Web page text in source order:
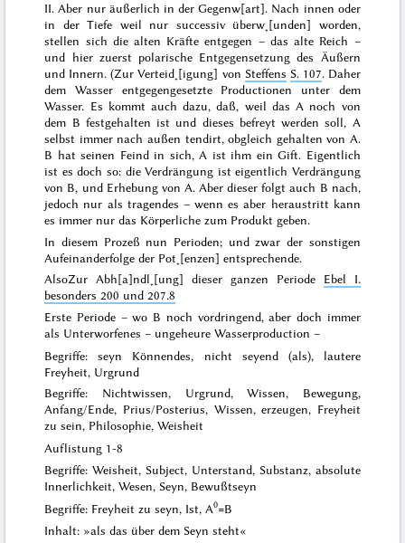
II. Aber nur äußerlich in der Gegenw[art]. Nach innen oder
in der Tiefe weil nur successiv überw˖[unden] worden,
stellen sich die alten Kräfte entgegen – das alte Reich –
und hier zuerst polarische Entgegensetzung des Äußern
und Innern. (Zur Verteid˖[igung] von Steffens S. 107. Daher
dem Wasser entgegengesetzte Productionen unter dem
Wasser. Es kommt auch dazu, daß, weil das A noch von
dem B festgehalten ist und dieses befreyt werden soll, A
selbst immer nach außen tendirt, obgleich gehalten von A.
B hat seinen Feind in sich, A ist ihm ein Gift. Eigentlich
ist es doch so: die Verdrängung ist eigentlich Verdrängung
von B, und Erhebung von A. Aber dieser folgt auch B nach,
jedoch nur als tragendes – wenn es aber heraustritt kann
es immer nur das Körperliche zum Produkt geben.
In diesem Prozeß nun Perioden; und zwar der sonstigen
Aufeinanderfolge der Pot˖[enzen] entsprechende.
AlsoZur Abh[a]ndl˖[ung] dieser ganzen Periode Ebel I.
besonders 200 und 207.8
Erste Periode– wo B noch vordringend, aber doch immer
als Unterworfenes – ungeheure Wasserproduction –
Begriffe: seyn Könnendes, nicht seyend (als), lautere
Freyheit, Urgrund
Begriffe: Nichtwissen, Urgrund, Wissen, Bewegung,
Anfang/Ende, Prius/Posterius, Wissen, erzeugen, Freyheit
zu sein, Philosophie, Weisheit
Auflistung 1-8
Begriffe: Weisheit, Subject, Unterstand, Substanz, absolute
Innerlichkeit, Wesen, Seyn, Bewußtseyn
Begriffe: Freyheit zu seyn, Ist, A0=B
Inhalt: »als das über dem Seyn steht«